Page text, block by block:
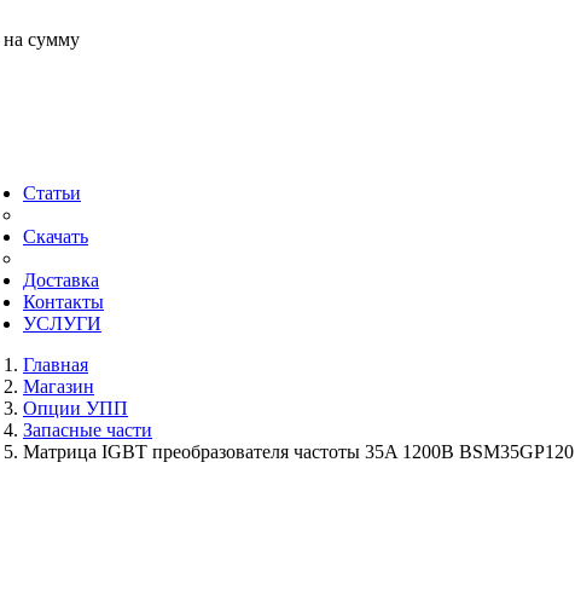
на сумму
Статьи
Скачать
Доставка
Контакты
УСЛУГИ
Главная
Магазин
Опции УПП
Запасные части
Матрица IGBT преобразователя частоты 35A 1200В BSM35GP120